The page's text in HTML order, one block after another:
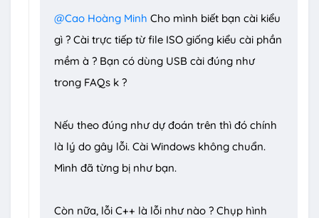
@Cao Hoàng Minh Cho mình biết bạn cài kiểu
gì ? Cài trực tiếp từ file ISO giống kiểu cài phần
mềm à ? Bạn có dùng USB cài đúng như
trong FAQs k ?
Nếu theo đúng như dự đoán trên thì đó chính
là lý do gây lỗi. Cài Windows không chuẩn.
Mình đã từng bị như bạn.
Còn nữa, lỗi C++ là lỗi như nào ? Chụp hình